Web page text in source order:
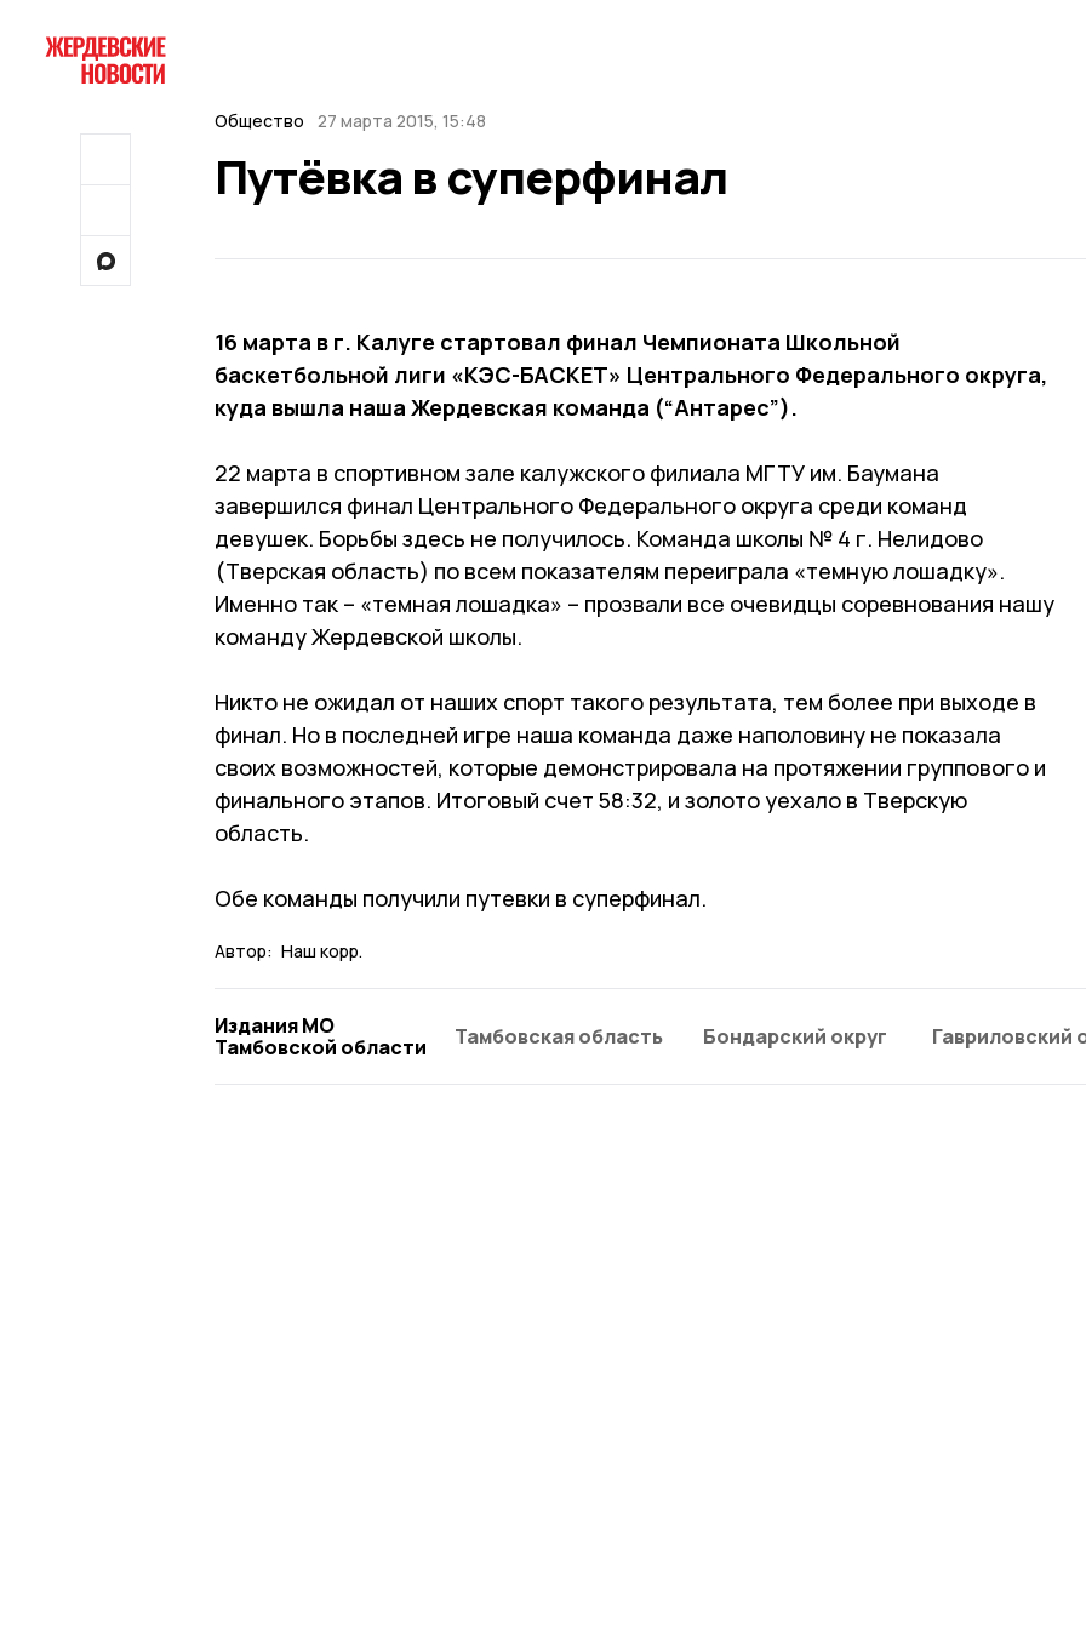
Общество 27 марта 2015, 15:48
Путёвка в суперфинал
16 марта в г. Калуге стартовал финал Чемпионата Школьной
баскетбольной лиги «КЭС-БАСКЕТ» Центрального Федерального округа,
куда вышла наша Жердевская команда (“Антарес”).
22 марта в спортивном зале калужского филиала МГТУ им. Баумана
завершился финал Центрального Федерального округа среди команд
девушек. Борьбы здесь не получилось. Команда школы № 4 г. Нелидово
(Тверская область) по всем показателям переиграла «темную лошадку».
Именно так – «темная лошадка» – прозвали все очевидцы соревнования нашу
команду Жердевской школы.
Никто не ожидал от наших спорт такого результата, тем более при выходе в
финал. Но в последней игре наша команда даже наполовину не показала
своих возможностей, которые демонстрировала на протяжении группового и
финального этапов. Итоговый счет 58:32, и золото уехало в Тверскую
область.
Обе команды получили путевки в суперфинал.
Автор: Наш корр.
Издания МО
Тамбовской области
Тамбовская область Бондарский округ Гавриловский